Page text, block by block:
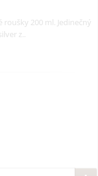
200 ml. Jedinečný
z..